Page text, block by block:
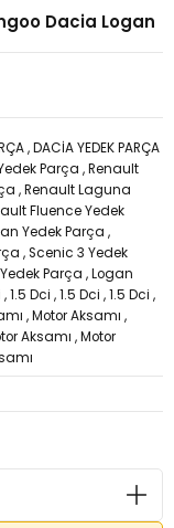
Dacia Logan
,DACİA YEDEK PARÇA
Parça ,Renault
,Renault Laguna
Fluence Yedek
Yedek Parça ,
,Scenic 3 Yedek
Parça ,Logan
,1.5 Dci ,1.5 Dci ,1.5 Dci ,
,Motor Aksamı ,
Aksamı ,Motor